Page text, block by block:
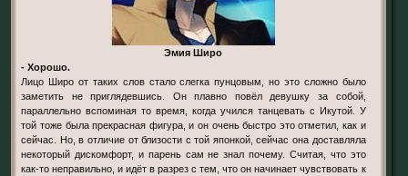
Эмия Широ
- Хорошо.
Лицо Широ от таких слов стало слегка пунцовым, но это сложно было
заметить не приглядевшись. Он плавно повёл девушку за собой,
параллельно вспоминая то время, когда учился танцевать с Икутой. У
той тоже была прекрасная фигура, и он очень быстро это отметил, как и
сейчас. Но, в отличие от близости с той японкой, сейчас она доставляла
некоторый дискомфорт, и парень сам не знал почему. Считая, что это
как-то неправильно, и идёт в разрез с тем, что он начинает чувствовать к